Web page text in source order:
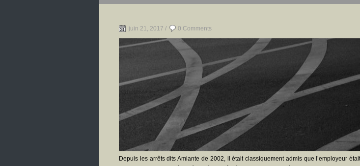
juin 21, 2017 / 0 Comments
Depuis les arrêts dits Amiante de 2002, il était classiquement admis que l’employeur